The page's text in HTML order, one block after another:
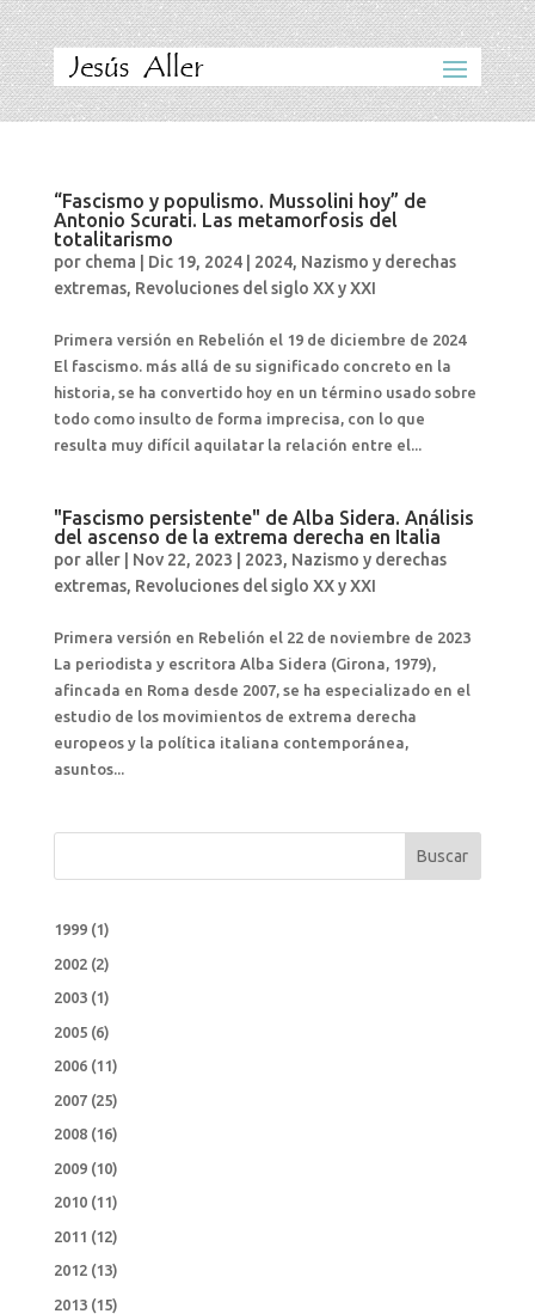
“Fascismo y populismo. Mussolini hoy” de
Antonio Scurati. Las metamorfosis del
totalitarismo
por chema Dic 19, 2024| 2024, Nazismo y derechas
extremas, Revoluciones del siglo XX y XXI
Primera versión en Rebelión el 19 de diciembre de 2024
El fascismo. más allá de su significado concreto en la
historia, se ha convertido hoy en un término usado sobre
todo como insulto de forma imprecisa, con lo que
resulta muy difícil aquilatar la relación entre el...
"Fascismo persistente" de Alba Sidera. Análisis
del ascenso de la extrema derecha en Italia
por aller| Nov 22, 2023 2023, Nazismo y derechas
extremas, Revoluciones del siglo XX y XXI
Primera versión en Rebelión el 22 de noviembre de 2023
La periodista y escritora Alba Sidera (Girona, 1979),
afincada en Roma desde 2007, se ha especializado en el
estudio de los movimientos de extrema derecha
europeos y la política italiana contemporánea,
asuntos...
Buscar
1999(1)
2002(2)
2003(1)
2005(6)
2006(11)
2007(25)
2008(16)
2009(10)
2010(11)
2011 (12)
2012(13)
2013(15)